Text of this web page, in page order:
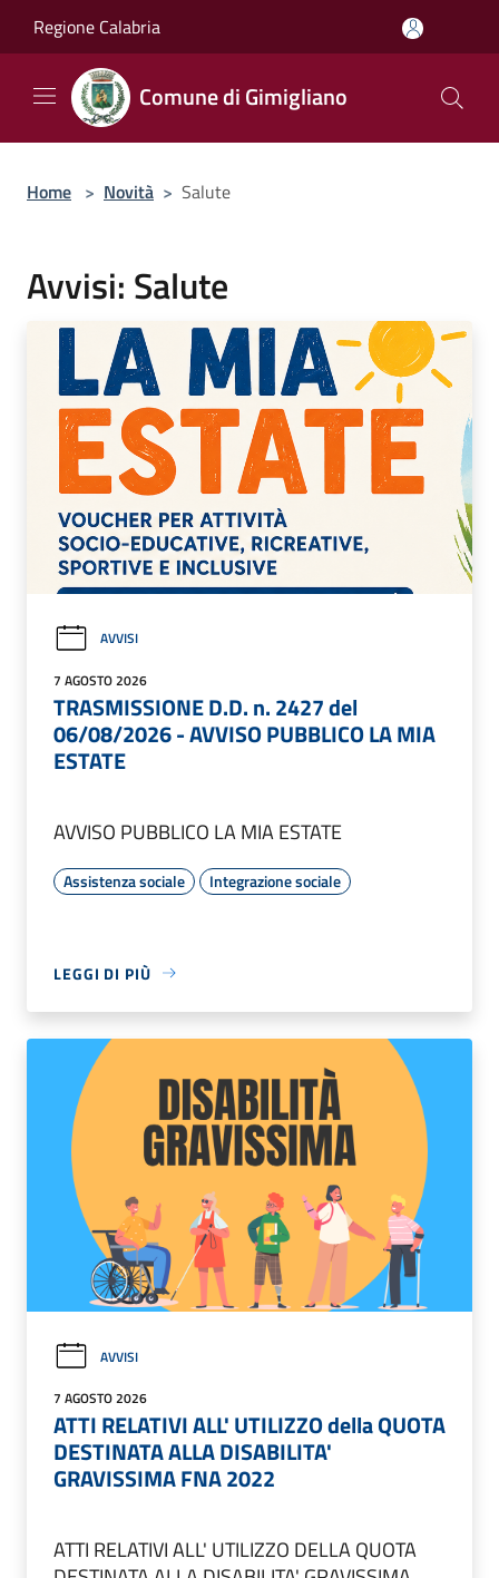
Regione Calabria
Comune di Gimigliano
Home > Novità > Salute
Avvisi: Salute
AVVISI
7 AGOSTO 2026
TRASMISSIONE D.D. n. 2427 del
06/08/2026 - AVVISO PUBBLICO LA MIA
ESTATE
AVVISO PUBBLICO LA MIA ESTATE
Assistenza sociale Integrazione sociale
LEGGI DI PIÙ
AVVISI
7 AGOSTO 2026
ATTI RELATIVI ALL' UTILIZZO della QUOTA
DESTINATA ALLA DISABILITA'
GRAVISSIMA FNA 2022
ATTI RELATIVI ALL' UTILIZZO DELLA QUOTA